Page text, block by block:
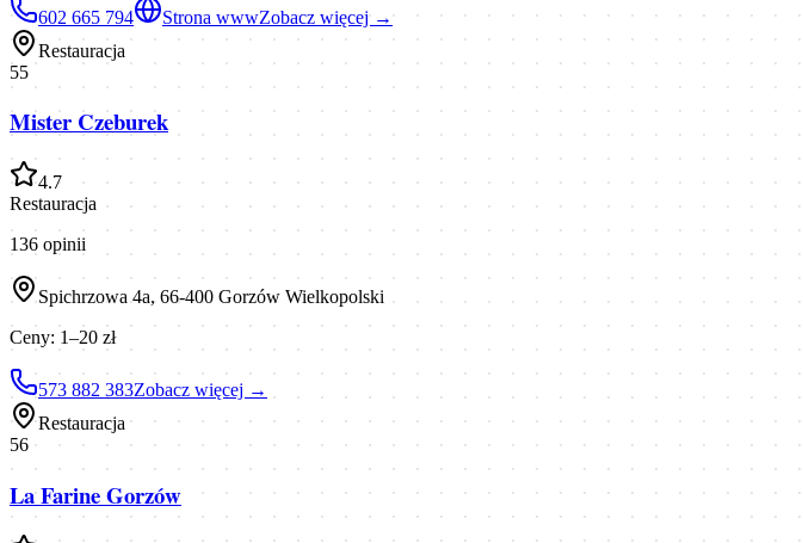
602 665 794 Strona wwwZobacz więcej →
Restauracja
55
Mister Czeburek
4.7
Restauracja
136 opinii
Spichrzowa 4a, 66-400 Gorzów Wielkopolski
Ceny: 1–20 zł
573 882 383Zobacz więcej →
Restauracja
56
La Farine Gorzów